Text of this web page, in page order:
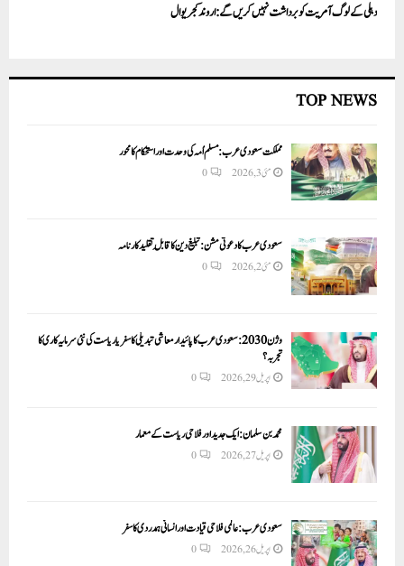
دہلی کے لوگ آمریت کو برداشت نہیں کریں گے:اروند کجریوال
TOP NEWS
مملکت سعودی عرب: مسلم اُمہ کی وحدت اور استحکام کا محور
مئی 3, 2026 0
سعودی عرب کا دعوتی مشن: تبلیغ دین کا قابلِ تقلید کارنامہ
مئی 2, 2026 0
وژن 2030:سعودی عرب کا پائیدار معاشی تبدیلی کا سفر یا ریاست کی نئی سرمایہ کاری کا
تجربہ؟
اپریل 29, 2026 0
محمد بن سلمان: ایک جدید اور فلاحی ریاست کے معمار
اپریل 27, 2026 0
سعودی عرب: عالمی فلاحی قیادت اور انسانی ہمدردی کا سفر
اپریل 26, 2026 0